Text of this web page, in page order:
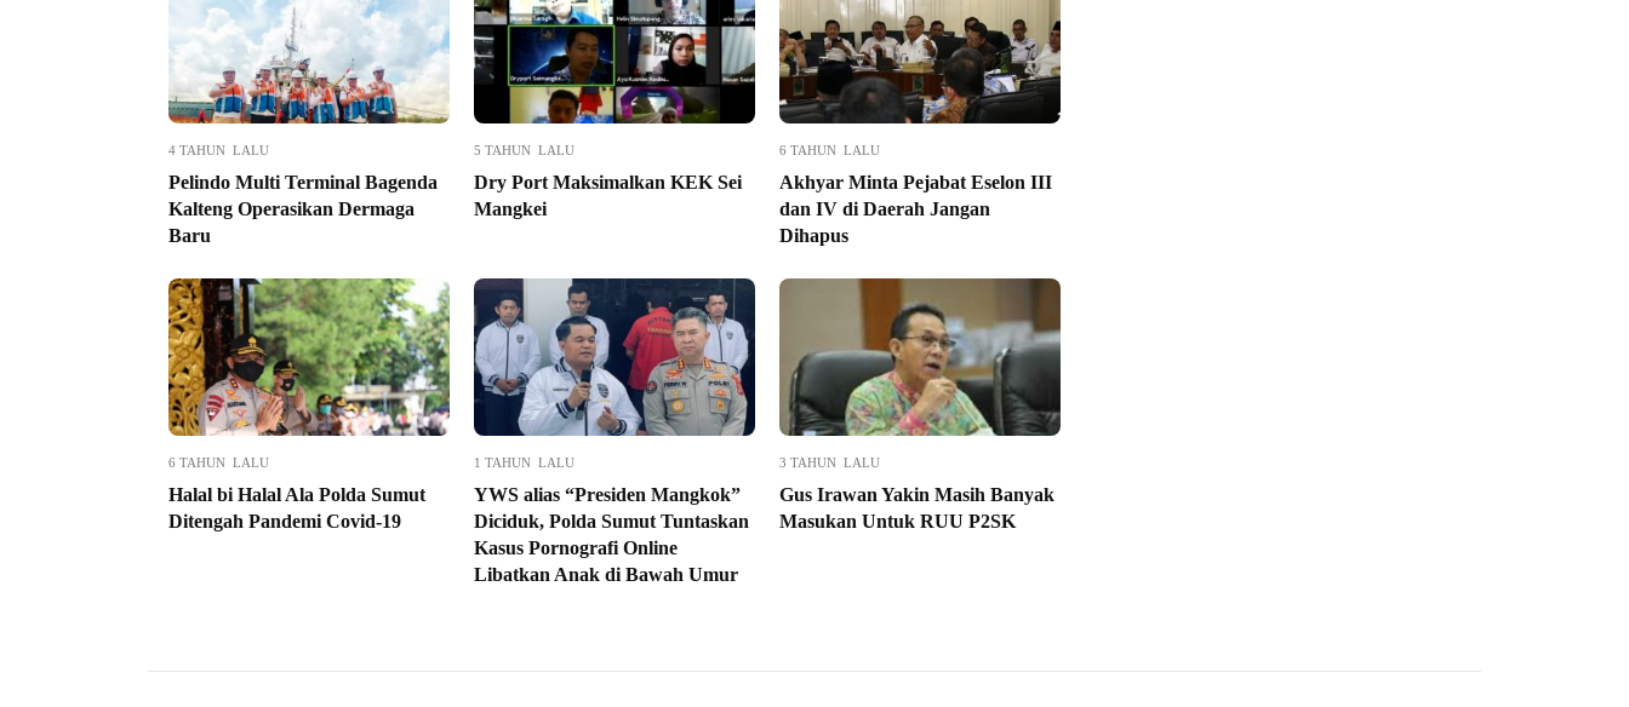
4 TAHUN LALU
Pelindo Multi Terminal Bagenda
Kalteng Operasikan Dermaga
Baru
5 TAHUN LALU
Dry Port Maksimalkan KEK Sei
Mangkei
6 TAHUN LALU
Akhyar Minta Pejabat Eselon III
dan IV di Daerah Jangan
Dihapus
6 TAHUN LALU
Halal bi Halal Ala Polda Sumut
Ditengah Pandemi Covid-19
1 TAHUN LALU
YWS alias “Presiden Mangkok”
Diciduk, Polda Sumut Tuntaskan
Kasus Pornografi Online
Libatkan Anak di Bawah Umur
3 TAHUN LALU
Gus Irawan Yakin Masih Banyak
Masukan Untuk RUU P2SK